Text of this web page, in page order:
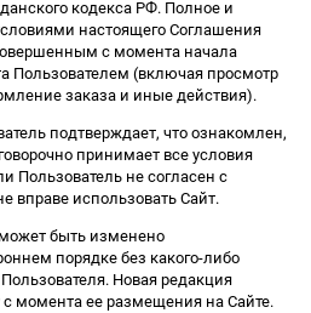
кодекса РФ. Полное и
настоящего Соглашения
с момента начала
Пользователем (включая просмотр
заказа и иные действия).
подтверждает, что ознакомлен,
принимает все условия
Пользователь не согласен с
вправе использовать Сайт.
быть изменено
порядке без какого-либо
Новая редакция
с момента ее размещения на Сайте.